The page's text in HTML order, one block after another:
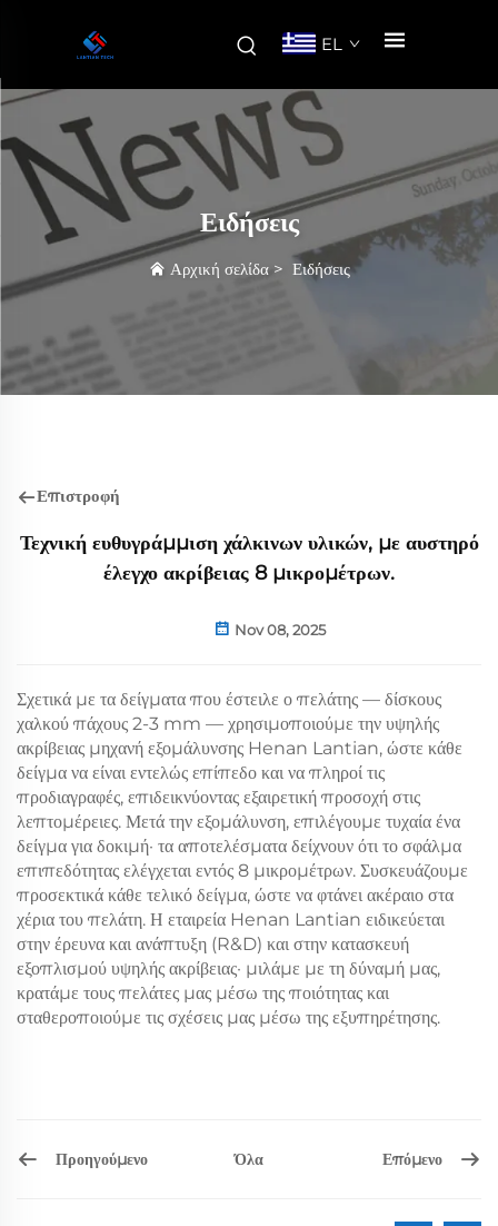
EL
Ειδήσεις
Αρχική σελίδα> Ειδήσεις
Επιστροφή
Τεχνική ευθυγράμμιση χάλκινων υλικών, με αυστηρό
έλεγχο ακρίβειας 8 μικρομέτρων.
Nov 08, 2025
Σχετικά με τα δείγματα που έστειλε ο πελάτης — δίσκους
χαλκού πάχους 2-3 mm — χρησιμοποιούμε την υψηλής
ακρίβειας μηχανή εξομάλυνσης Henan Lantian, ώστε κάθε
δείγμα να είναι εντελώς επίπεδο και να πληροί τις
προδιαγραφές, επιδεικνύοντας εξαιρετική προσοχή στις
λεπτομέρειες. Μετά την εξομάλυνση, επιλέγουμε τυχαία ένα
δείγμα για δοκιμή· τα αποτελέσματα δείχνουν ότι το σφάλμα
επιπεδότητας ελέγχεται εντός 8 μικρομέτρων. Συσκευάζουμε
προσεκτικά κάθε τελικό δείγμα, ώστε να φτάνει ακέραιο στα
χέρια του πελάτη. Η εταιρεία Henan Lantian ειδικεύεται
στην έρευνα και ανάπτυξη (R&D) και στην κατασκευή
εξοπλισμού υψηλής ακρίβειας· μιλάμε με τη δύναμή μας,
κρατάμε τους πελάτες μας μέσω της ποιότητας και
σταθεροποιούμε τις σχέσεις μας μέσω της εξυπηρέτησης.
Προηγούμενο Όλα Επόμενο